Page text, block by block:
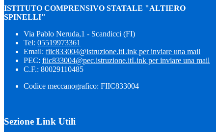
ISTITUTO COMPRENSIVO STATALE "ALTIERO
SPINELLI"
Via Pablo Neruda,1 - Scandicci (FI)
Tel: 05519973361
Email: fiic833004@istruzione.itLink per inviare una mail
PEC: fiic833004@pec.istruzione.itLink per inviare una mail
C.F.: 80029110485
Codice meccanografico: FIIC833004
Sezione Link Utili